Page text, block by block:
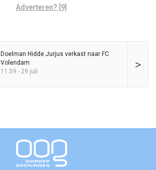
Adverteren? [9]
>
Doelman Hidde Jurjus verkast naar FC
Volendam
11:59 - 29 juli